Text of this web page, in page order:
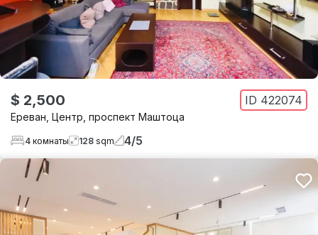
$ 2,500 ID 422074
Ереван Центр проспект Маштоца
4 комнаты 128 sqm 4/5